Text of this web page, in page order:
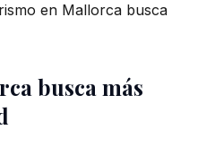
en Mallorca busca
busca más